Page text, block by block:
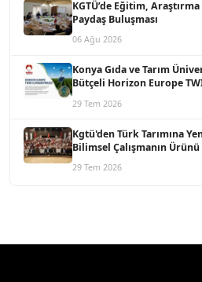
KGTÜ’de Eğitim,
Paydaş Buluşması
06 Ağu 2026
Konya Gıda ve Tarım
Bütçeli Horizon Europe
29 Tem 2026
Kgtü'den Türk Tarımına
Bilimsel Çalışmanın
29 Tem 2026